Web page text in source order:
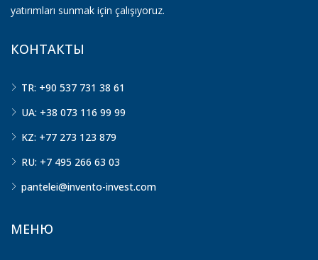
yatırımları sunmak için çalışıyoruz.
КОНТАКТЫ
TR: +90 537 731 38 61
UA: +38 073 116 99 99
KZ: +77 273 123 879
RU: +7 495 266 63 03
pantelei@invento-invest.com
МЕНЮ